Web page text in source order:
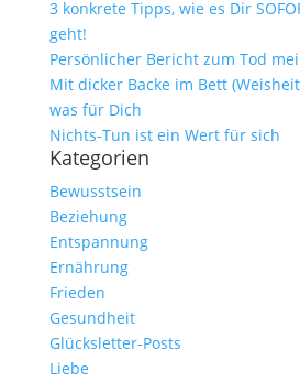
3 konkrete Tipps, wie es Dir
geht!
Persönlicher Bericht zum Tod
Mit dicker Backe im Bett
was für Dich
Nichts-Tun ist ein Wert für sich
Kategorien
Bewusstsein
Beziehung
Entspannung
Ernährung
Frieden
Gesundheit
Glücksletter-Posts
Liebe